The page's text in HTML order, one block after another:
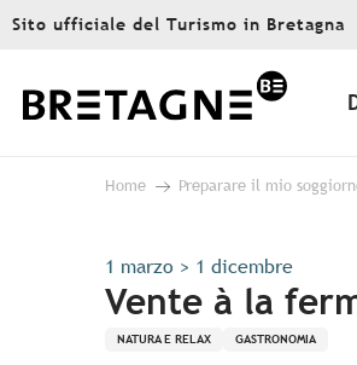
Aller
principal
Sito ufficiale del Turismo in Bretagna
Home Preparare il mio
1 marzo > 1 dicembre
Vente à la
NATURA E RELAX GASTRONOMIA